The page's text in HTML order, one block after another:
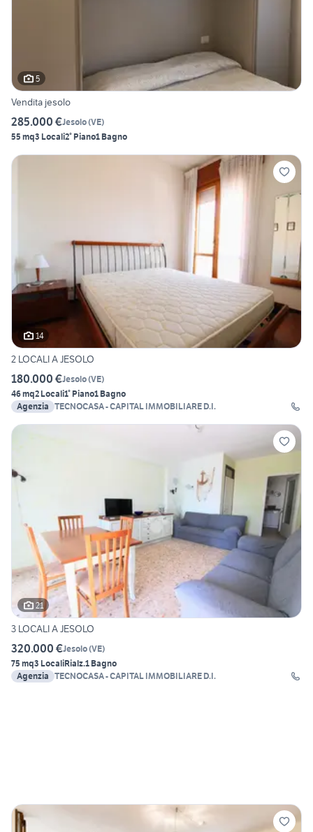
5
Vendita jesolo
285.000 €Jesolo(VE)
55 mq3 Locali2° Piano1 Bagno
14
2 LOCALI A JESOLO
180.000 €Jesolo(VE)
46 mq2 Locali1° Piano1 Bagno
Agenzia TECNOCASA - CAPITAL IMMOBILIARE D.I.
21
3 LOCALI A JESOLO
320.000 €Jesolo(VE)
75 mq3 LocaliRialz.1 Bagno
Agenzia TECNOCASA - CAPITAL IMMOBILIARE D.I.